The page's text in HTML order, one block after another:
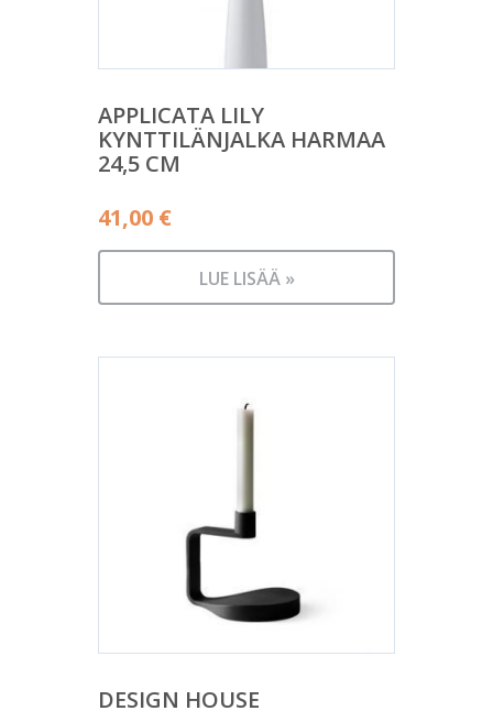
APPLICATA LILY
KYNTTILÄNJALKA HARMAA
24,5 CM
41,00 €
LUE LISÄÄ »
DESIGN HOUSE